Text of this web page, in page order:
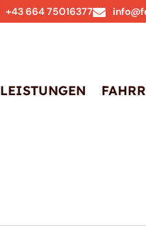
+43 664 75016377
LEISTUNGEN